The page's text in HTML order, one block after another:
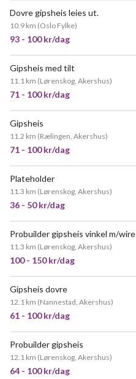
Dovre gipsheis leies ut.
10.9 km (Oslo Fylke)
93 - 100 kr/dag
Gipsheis med tilt
11.1 km (Lørenskog, Akershus)
71 - 100 kr/dag
Gipsheis
11.2 km (Rælingen, Akershus)
71 - 100 kr/dag
Plateholder
11.3 km (Lørenskog, Akershus)
36 - 50 kr/dag
Probuilder gipsheis vinkel m/wire
11.3 km (Lørenskog, Akershus)
100 - 150 kr/dag
Gipsheis dovre
12.1 km (Nannestad, Akershus)
61 - 100 kr/dag
Probuilder gipsheis
12.1 km (Lørenskog, Akershus)
64 - 100 kr/dag